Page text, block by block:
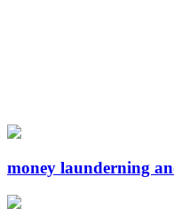
money launderning